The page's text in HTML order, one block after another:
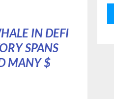
IN DEFI
SPANS
MANY $